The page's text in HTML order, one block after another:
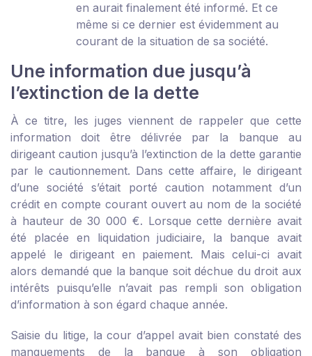
en aurait finalement été informé. Et ce
même si ce dernier est évidemment au
courant de la situation de sa société.
Une information due jusqu’à
l’extinction de la dette
À ce titre, les juges viennent de rappeler que cette
information doit être délivrée par la banque au
dirigeant caution jusqu’à l’extinction de la dette garantie
par le cautionnement. Dans cette affaire, le dirigeant
d’une société s’était porté caution notamment d’un
crédit en compte courant ouvert au nom de la société
à hauteur de 30 000 €. Lorsque cette dernière avait
été placée en liquidation judiciaire, la banque avait
appelé le dirigeant en paiement. Mais celui-ci avait
alors demandé que la banque soit déchue du droit aux
intérêts puisqu’elle n’avait pas rempli son obligation
d’information à son égard chaque année.
Saisie du litige, la cour d’appel avait bien constaté des
manquements de la banque à son obligation